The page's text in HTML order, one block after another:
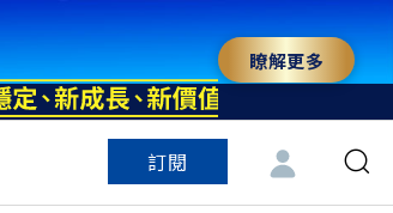
瞭解更多
訂閱
特色頻道